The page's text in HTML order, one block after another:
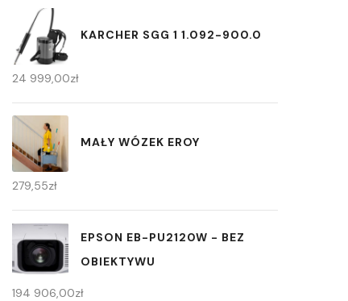
KARCHER SGG 1 1.092-900.0
24 999,00zł
MAŁY WÓZEK EROY
279,55zł
EPSON EB-PU2120W - BEZ
OBIEKTYWU
194 906,00zł